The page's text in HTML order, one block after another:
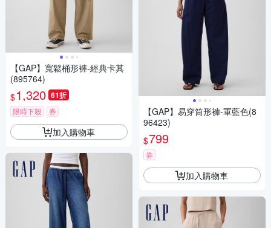
【GAP】寬鬆桶形褲-經典卡其
(895764)
$1,320 61折
限時下殺 券
加入購物車
【GAP】易穿筒形褲-軍藍色(8
96423)
$799
券
加入購物車